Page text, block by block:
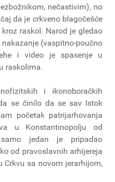
nečastivim), no
da je crkveno blagočešće
raskol. Narod je gledao
(vaspitno-poučno
i video je spasenje u
raskolima.
i ikonoboračkih
se činilo da se sav Istok
početak patrijarhovanja
u Konstantinopolju od
jedan je pripadao
od pravoslavnih arhijereja
Crkvu sa novom jerarhijom,